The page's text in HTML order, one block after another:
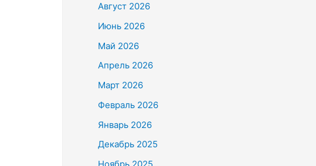
Август 2026
Июнь 2026
Май 2026
Апрель 2026
Март 2026
Февраль 2026
Январь 2026
Декабрь 2025